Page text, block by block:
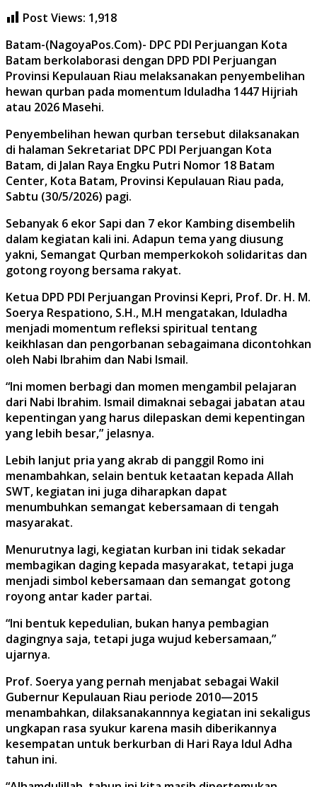
Post Views: 1,918
Batam-(NagoyaPos.Com)- DPC PDI Perjuangan Kota
Batam berkolaborasi dengan DPD PDI Perjuangan
Provinsi Kepulauan Riau melaksanakan penyembelihan
hewan qurban pada momentum Iduladha 1447 Hijriah
atau 2026 Masehi.
Penyembelihan hewan qurban tersebut dilaksanakan
di halaman Sekretariat DPC PDI Perjuangan Kota
Batam, di Jalan Raya Engku Putri Nomor 18 Batam
Center, Kota Batam, Provinsi Kepulauan Riau pada,
Sabtu (30/5/2026) pagi.
Sebanyak 6 ekor Sapi dan 7 ekor Kambing disembelih
dalam kegiatan kali ini. Adapun tema yang diusung
yakni, Semangat Qurban memperkokoh solidaritas dan
gotong royong bersama rakyat.
Ketua DPD PDI Perjuangan Provinsi Kepri, Prof. Dr. H. M.
Soerya Respationo, S.H., M.H mengatakan, Iduladha
menjadi momentum refleksi spiritual tentang
keikhlasan dan pengorbanan sebagaimana dicontohkan
oleh Nabi Ibrahim dan Nabi Ismail.
“Ini momen berbagi dan momen mengambil pelajaran
dari Nabi Ibrahim. Ismail dimaknai sebagai jabatan atau
kepentingan yang harus dilepaskan demi kepentingan
yang lebih besar,” jelasnya.
Lebih lanjut pria yang akrab di panggil Romo ini
menambahkan, selain bentuk ketaatan kepada Allah
SWT, kegiatan ini juga diharapkan dapat
menumbuhkan semangat kebersamaan di tengah
masyarakat.
Menurutnya lagi, kegiatan kurban ini tidak sekadar
membagikan daging kepada masyarakat, tetapi juga
menjadi simbol kebersamaan dan semangat gotong
royong antar kader partai.
“Ini bentuk kepedulian, bukan hanya pembagian
dagingnya saja, tetapi juga wujud kebersamaan,”
ujarnya.
Prof. Soerya yang pernah menjabat sebagai Wakil
Gubernur Kepulauan Riau periode 2010—2015
menambahkan, dilaksanakannnya kegiatan ini sekaligus
ungkapan rasa syukur karena masih diberikannya
kesempatan untuk berkurban di Hari Raya Idul Adha
tahun ini.